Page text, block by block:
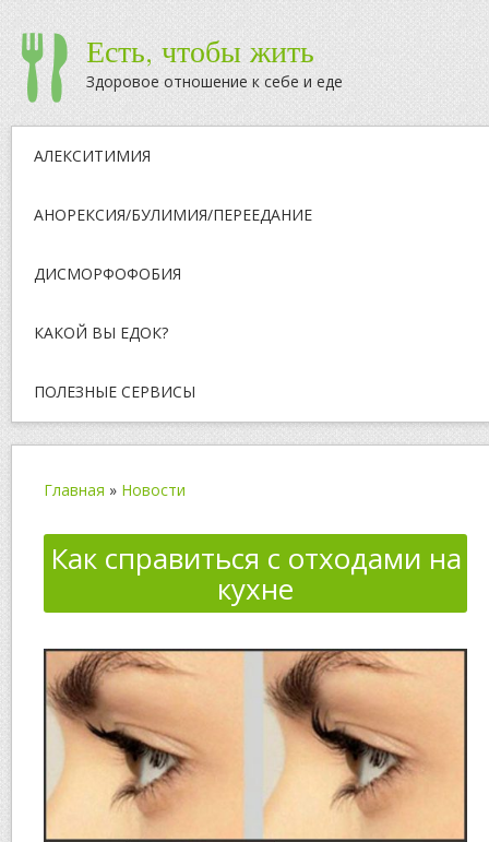
Есть, чтобы жить
Здоровое отношение к себе и еде
АЛЕКСИТИМИЯ
АНОРЕКСИЯ/БУЛИМИЯ/ПЕРЕЕДАНИЕ
ДИСМОРФОФОБИЯ
КАКОЙ ВЫ ЕДОК?
ПОЛЕЗНЫЕ СЕРВИСЫ
Главная » Новости
Как справиться с отходами на
кухне